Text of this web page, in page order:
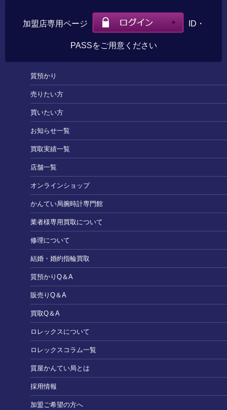
加盟店専用ページ ID・
PASSをご用意ください
質預かり
売りたい方
買いたい方
お知らせ一覧
買取実績一覧
店舗一覧
オンラインショップ
かんてい局腕時計専門館
業者様専用買取について
修理について
結婚・婚約指輪買取
質預かりQ＆A
販売りQ＆A
買取Q＆A
ロレックスについて
ロレックスコラム一覧
質屋かんてい局とは
採用情報
加盟ご希望の方へ